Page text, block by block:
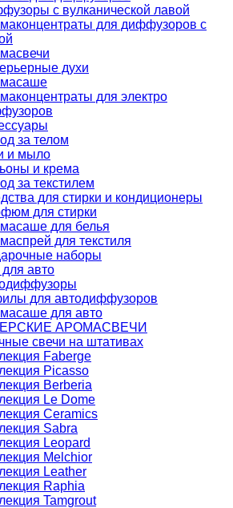
с вулканической лавой
для диффузоров с
духи
для электро
за телом
и мыло
и крема
за текстилем
для стирки и кондиционеры
для стирки
для белья
для текстиля
наборы
авто
для автодиффузоров
для авто
АРОМАСВЕЧИ
свечи на штативах
Faberge
Picasso
Berberia
Le Dome
Ceramics
Sabra
Leopard
Melchior
Leather
Raphia
Tamgrout